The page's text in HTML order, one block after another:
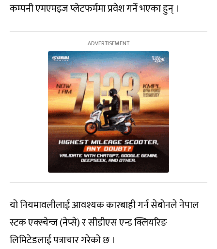
कम्पनी एमएमइज प्लेटफर्ममा प्रवेश गर्ने भएका हुन् ।
यो नियमावलीलाई आवश्यक कारबाही गर्न सेबोनले नेपाल
स्टक एक्स्चेन्ज (नेप्से) र सीडीएस एन्ड क्लियरिङ
लिमिटेडलाई पत्राचार गरेको छ ।